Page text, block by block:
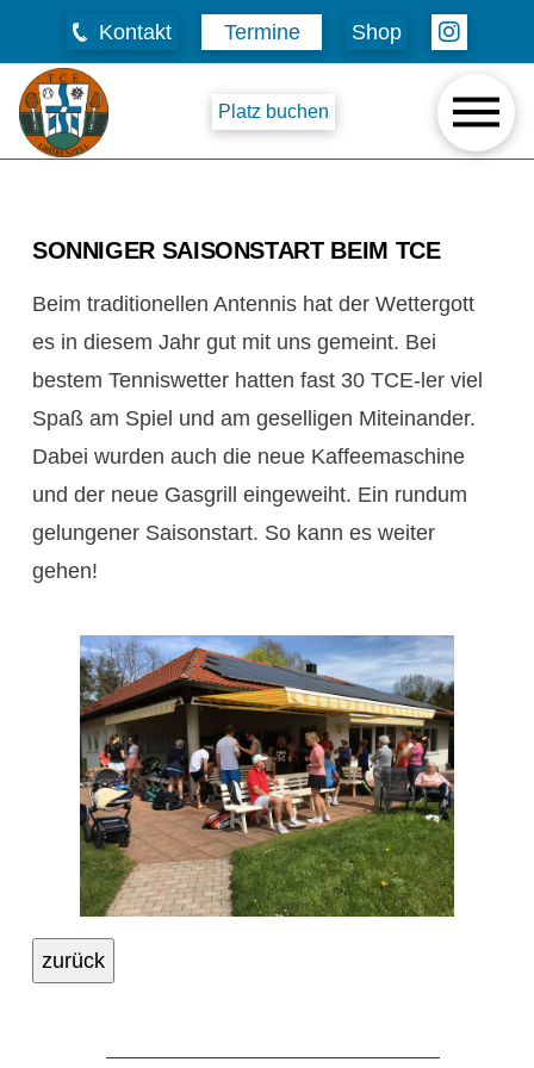
Kontakt Termine Shop
Platz buchen
SONNIGER SAISONSTART BEIM TCE
Beim traditionellen Antennis hat der Wettergott
es in diesem Jahr gut mit uns gemeint. Bei
bestem Tenniswetter hatten fast 30 TCE-ler viel
Spaß am Spiel und am geselligen Miteinander.
Dabei wurden auch die neue Kaffeemaschine
und der neue Gasgrill eingeweiht. Ein rundum
gelungener Saisonstart. So kann es weiter
gehen!
zurück